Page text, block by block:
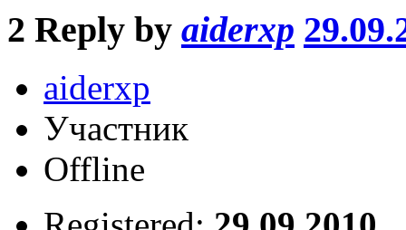
2 Reply by aiderxp
aiderxp
Участник
Offline